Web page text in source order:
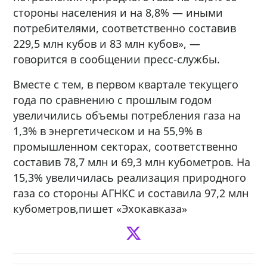
стороны населения и на 8,8% — иными
потребителями, соответственно составив
229,5 млн кубов и 83 млн кубов», —
говорится в сообщении пресс-службы.
Вместе с тем, в первом квартале текущего
года по сравнению с прошлым годом
увеличились объемы потребления газа на
1,3% в энергетическом и на 55,9% в
промышленном секторах, соответственно
составив 78,7 млн и 69,3 млн кубометров. На
15,3% увеличилась реализация природного
газа со стороны АГНКС и составила 97,2 млн
кубометров,пишет «Эхокавказа»